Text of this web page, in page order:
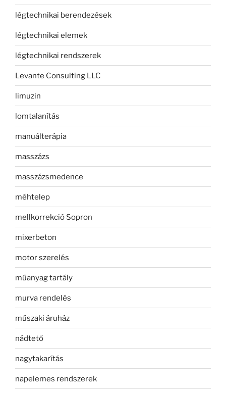
légtechnikai berendezések
légtechnikai elemek
légtechnikai rendszerek
Levante Consulting LLC
limuzin
lomtalanítás
manuálterápia
masszázs
masszázsmedence
méhtelep
mellkorrekció Sopron
mixerbeton
motor szerelés
műanyag tartály
murva rendelés
műszaki áruház
nádtető
nagytakarítás
napelemes rendszerek